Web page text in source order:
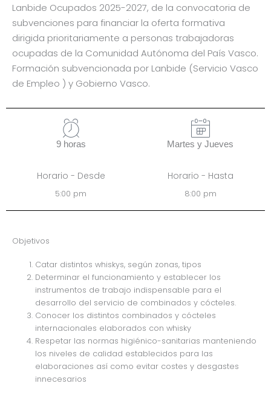
Lanbide Ocupados 2025-2027, de la convocatoria de
subvenciones para financiar la oferta formativa
dirigida prioritariamente a personas trabajadoras
ocupadas de la Comunidad Autónoma del País Vasco.
Formación subvencionada por Lanbide (Servicio Vasco
de Empleo ) y Gobierno Vasco.
9 horas Martes y Jueves
Horario - Desde
5:00 pm
Horario - Hasta
8:00 pm
Objetivos
Catar distintos whiskys, según zonas, tipos
Determinar el funcionamiento y establecer los
instrumentos de trabajo indispensable para el
desarrollo del servicio de combinados y cócteles.
Conocer los distintos combinados y cócteles
internacionales elaborados con whisky
Respetar las normas higiénico-sanitarias manteniendo
los niveles de calidad establecidos para las
elaboraciones así como evitar costes y desgastes
innecesarios